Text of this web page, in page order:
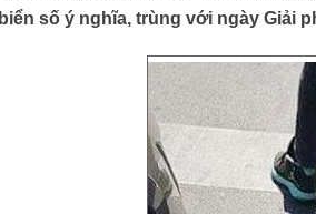
biển số ý nghĩa, trùng với ngày Giải